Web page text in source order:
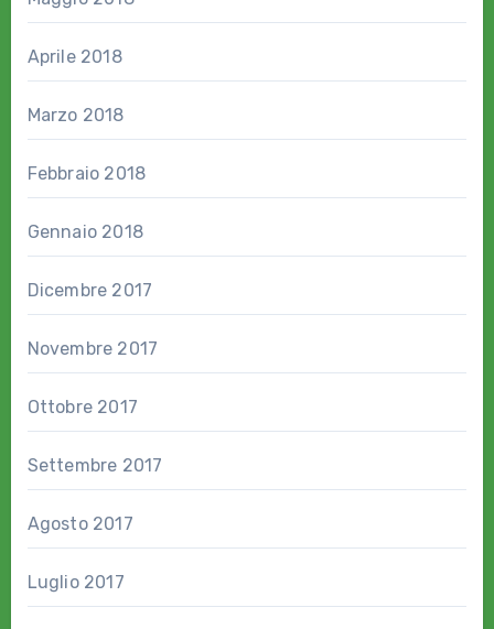
Aprile 2018
Marzo 2018
Febbraio 2018
Gennaio 2018
Dicembre 2017
Novembre 2017
Ottobre 2017
Settembre 2017
Agosto 2017
Luglio 2017